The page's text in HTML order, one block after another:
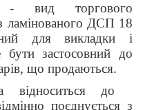
- вид торгового
ламінованого ДСП 18
для викладки і
бути застосовний до
що продаються.
відноситься до
поєднується з